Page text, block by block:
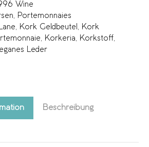
Wine
, Portemonnaies
, Kork Geldbeutel , Kork
, Korkeria, Korkstoff,
Leder
Beschreibung